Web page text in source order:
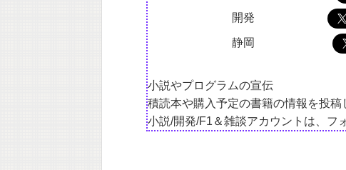
開発
静岡
小説やプログラムの宣伝
積読本や購入予定の書籍の情報を投稿
小説/開発/F1＆雑談アカウントは、フ